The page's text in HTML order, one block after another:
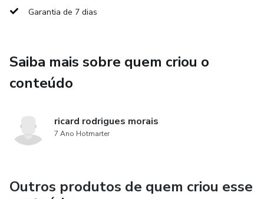
Aproveite esse Ebook Boa Leitura .
Garantia de 7 dias
Saiba mais sobre quem criou o
conteúdo
ricard rodrigues morais
7 Ano Hotmarter
Outros produtos de quem criou esse